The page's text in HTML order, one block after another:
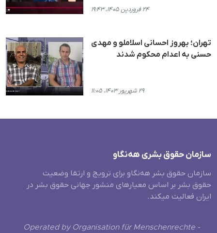
۲۴ فروردین ۱۴۰۵، ۱۹:۴۳
تهران؛ بهروز احسانی اسلاملو و مهدی
حسنی به اعدام محکوم شدند
۲۹ شهریور ۱۴۰۳، ۱۱:۰۵
سازمان حقوق بشری هەنگاو
سازمان حقوق بشر هه‌نگاو برای ترویج و ارتقا وضعیت
حقوق بشر بر اساس معیارهای منشور جهانی حقوق بشر در
ایران فعالیت میکند.
Operated by Organisation für Menschenrechte -